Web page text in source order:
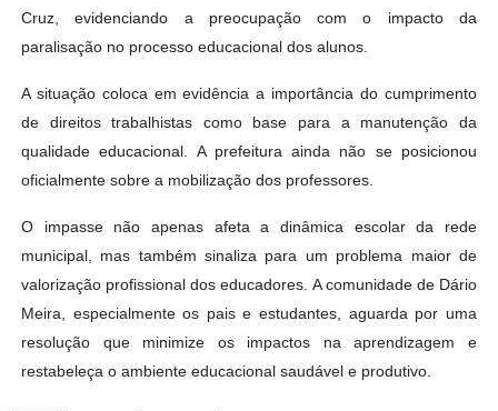
Cruz, evidenciando a preocupação com o impacto da
paralisação no processo educacional dos alunos.
A situação coloca em evidência a importância do cumprimento
de direitos trabalhistas como base para a manutenção da
qualidade educacional. A prefeitura ainda não se posicionou
oficialmente sobre a mobilização dos professores.
O impasse não apenas afeta a dinâmica escolar da rede
municipal, mas também sinaliza para um problema maior de
valorização profissional dos educadores. A comunidade de Dário
Meira, especialmente os pais e estudantes, aguarda por uma
resolução que minimize os impactos na aprendizagem e
restabeleça o ambiente educacional saudável e produtivo.